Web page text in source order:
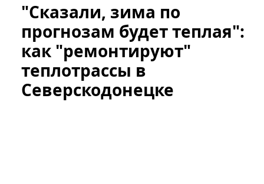
"Сказали, зима по
прогнозам будет теплая":
как "ремонтируют"
теплотрассы в
Северскодонецке